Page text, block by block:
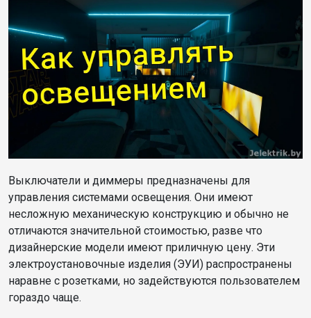
Выключатели и диммеры предназначены для
управления системами освещения. Они имеют
несложную механическую конструкцию и обычно не
отличаются значительной стоимостью, разве что
дизайнерские модели имеют приличную цену. Эти
электроустановочные изделия (ЭУИ) распространены
наравне с розетками, но задействуются пользователем
гораздо чаще.